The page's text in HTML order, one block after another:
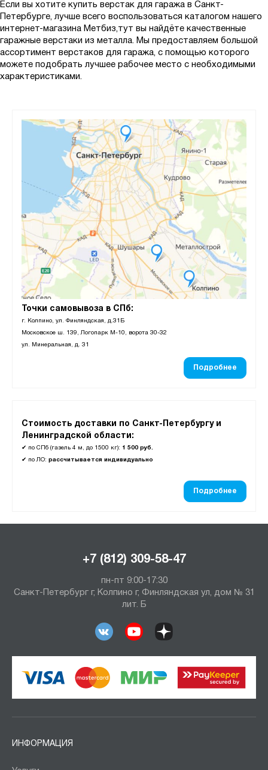
Точки самовывоза в СПб:
г. Колпино, ул. Финляндская, д.31Б
Московское ш. 139, Логопарк М-10, ворота 30-32
ул. Минеральная, д. 31
Подробнее
Стоимость доставки по Санкт-Петербургу и
Ленинградской области:
✔ по СПб (газель 4 м, до 1500 кг): 1 500 руб.
✔ по ЛО: рассчитывается индивидуально
Подробнее
Если вы хотите купить верстак для гаража в Санкт-
Петербурге, лучше всего воспользоваться каталогом нашего
интернет-магазина Метбиз,тут вы найдёте качественные
гаражные верстаки из металла. Мы предоставляем большой
ассортимент верстаков для гаража, с помощью которого
можете подобрать лучшее рабочее место с необходимыми
характеристиками.
ФРМ
ЭП
ЭПА
ЭПАО
Показать Сбросить
+7 (812) 309-58-47
пн-пт 9:00-17:30
Санкт-Петербург г, Колпино г, Финляндская ул, дом № 31
лит. Б
ИНФОРМАЦИЯ